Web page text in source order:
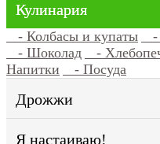
Кулинария
- Колбасы и купаты -
- Шоколад
-
Напитки
- Посуда
Дрожжи
Я настаиваю!